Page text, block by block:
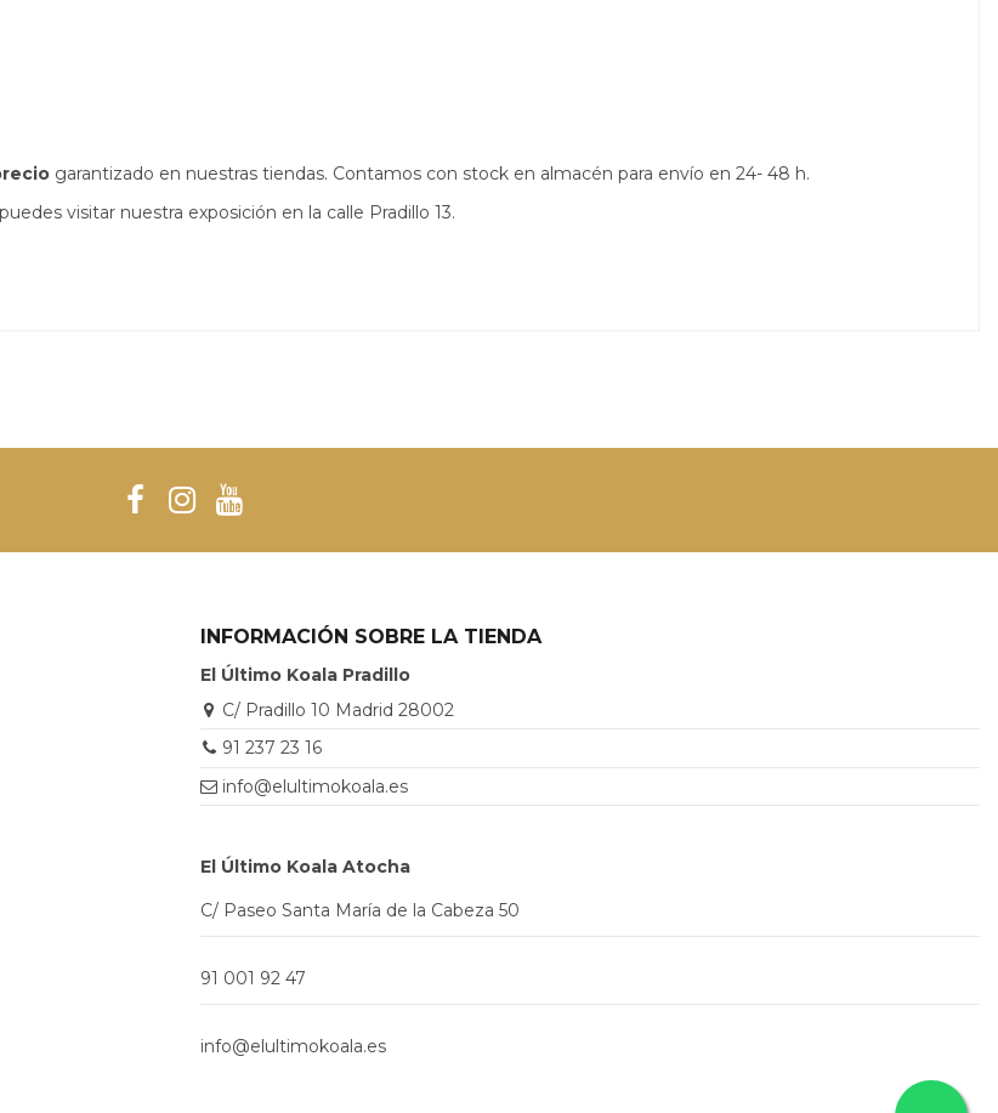
garantizado en nuestras tiendas. Contamos con stock en almacén para envío en 24- 48 h.
visitar nuestra exposición en la calle Pradillo 13.
INFORMACIÓN SOBRE LA TIENDA
El Último Koala Pradillo
C/ Pradillo 10 Madrid 28002
91 237 23 16
info@elultimokoala.es
El Último Koala Atocha
C/ Paseo Santa María de la Cabeza 50
91 001 92 47
info@elultimokoala.es